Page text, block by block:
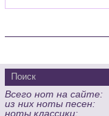
дорожек с партией
гитары;
MusicXML, WAV,
печати;
Импортирование из
TablEdit (.tef)
Всего нот на сайте:
из них ноты песен:
ноты классики: